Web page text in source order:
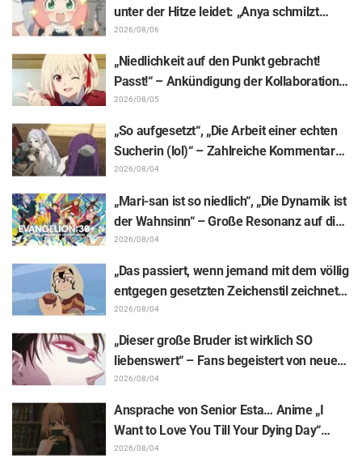
unter der Hitze leidet: „Anya schmilzt
dahin“ – „SPY x FAMILY“-
Ankündigungsillustration sorgt für
Aufsehen
2026/08/06
„Niedlichkeit auf den Punkt gebracht!
Passt!“ – Ankündigung der Kollaboration
zwischen „Lycoris Recoil“ und Kumamine
von „Shigoto Neko“ sorgt für zahlreiche
„Passt!“-Reaktionen
2026/08/05
„So aufgesetzt“, „Die Arbeit einer echten
Sucherin (lol)“ – Zahlreiche Kommentare
zu einer Frieren-Plüschfigur, die in einer
Ausstellungs-Mimik steckt: „Frieren –
Nach dem Ende der Reise“
2026/08/04
„Mari-san ist so niedlich“, „Die Dynamik ist
der Wahnsinn“ – Große Resonanz auf die
Enthüllung von Hidenori Matsubaras
wunderschöner Zeichnung der drei
Figuren aus „Neon Genesis Evangelion“ im
Plugsuit
2026/08/04
„Das passiert, wenn jemand mit dem völlig
entgegen gesetzten Zeichenstil zeichnet“
– Fans begeistert von der Unterstützungs-
Illustration des „Yowamushi Pedal“-
Schöpfers für „Jaadugar: A Witch in
Mongolia“
2026/08/04
„Dieser große Bruder ist wirklich SO
liebenswert“ – Fans begeistert von neuen
Illustrationen zur „JUJUTSU KAISEN“-
Ausstellung, auf denen Choso Yūji Itadori
auf die Pelle rückt
2026/08/04
Ansprache von Senior Esta… Anime „I
Want to Love You Till Your Dying Day“
Enthüllung von Synopsis für Episode 5,
2026/08/04